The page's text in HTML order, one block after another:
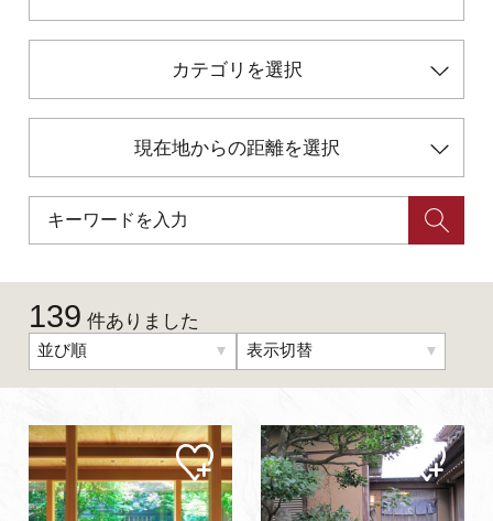
マイページ
初めての加賀温泉郷
加賀に泊まって！北陸巡り♪
加賀 旅先納税
FAQ
お知らせ
動画を見る
カテゴリを選択
現在地からの距離を選択
139 件ありました
並び順 表示切替
マイ
ペー
ジに
追加
マイ
ペー
ジに
追加